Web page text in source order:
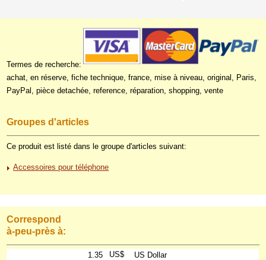
Termes de recherche:
achat, en réserve, fiche technique, france, mise à niveau, original, Paris,
PayPal, pièce detachée, reference, réparation, shopping, vente
Groupes d'articles
Ce produit est listé dans le groupe d'articles suivant:
Accessoires pour téléphone
Correspond
à-peu-près à:
1.35 US$
US Dollar